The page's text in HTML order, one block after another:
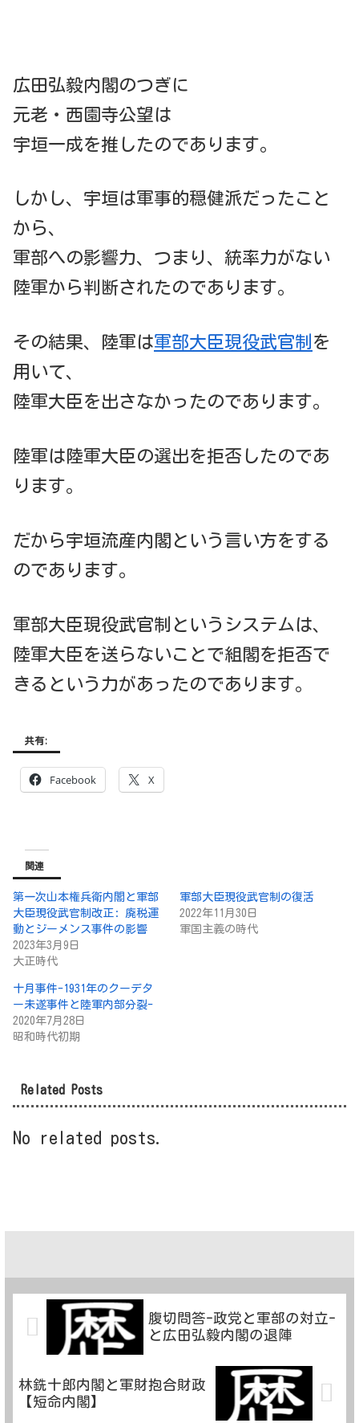
広田弘毅内閣のつぎに
元老・西園寺公望は
宇垣一成を推したのであります。
しかし、宇垣は軍事的穏健派だったこと
から、
軍部への影響力、つまり、統率力がない
陸軍から判断されたのであります。
その結果、陸軍は軍部大臣現役武官制 を
用いて、
陸軍大臣を出さなかったのであります。
陸軍は陸軍大臣の選出を拒否したのであ
ります。
だから宇垣流産内閣という言い方をする
のであります。
軍部大臣現役武官制というシステムは、
陸軍大臣を送らないことで組閣を拒否で
きるという力があったのであります。
共有:
Facebook X
関連
第一次山本権兵衛内閣と軍部
大臣現役武官制改正: 廃税運
動とジーメンス事件の影響
2023年3月9日
大正時代
軍部大臣現役武官制の復活
2022年11月30日
軍国主義の時代
十月事件-1931年のクーデタ
ー未遂事件と陸軍内部分裂-
2020年7月28日
昭和時代初期
Related Posts
No related posts.
腹切問答-政党と軍部の対立-
と広田弘毅内閣の退陣
林銑十郎内閣と軍財抱合財政
【短命内閣】